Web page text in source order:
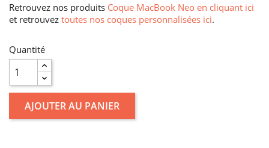
Retrouvez nos produits Coque MacBook Neo en cliquant ici
et retrouvez toutes nos coques personnalisées ici.
Quantité
AJOUTER AU PANIER